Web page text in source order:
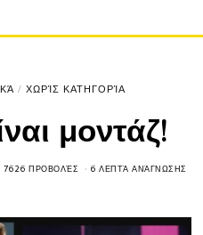
/ ΧΩΡΊΣ ΚΑΤΗΓΟΡΊΑ
μοντάζ!
7626 ΠΡΟΒΟΛΈΣ 6 ΛΕΠΤΆ ΑΝΆΓΝΩΣΗΣ